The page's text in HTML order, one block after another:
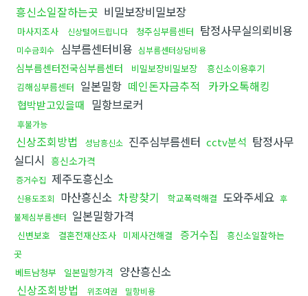
흥신소일잘하는곳 비밀보장비밀보장
마사지조사 신상털어드립니다 청주심부름센터 탐정사무실의뢰비용
미수금회수 심부름센터비용 심부름센터상담비용
심부름센터전국심부름센터 비밀보장비밀보장
흥신소이용후기
김해심부름센터 일본밀항 떼인돈자금추적 카카오톡해킹
협박받고있을때 밀항브로커
후불가능
신상조회방법 성남흥신소 진주심부름센터 cctv분석 탐정사무
실디시 흥신소가격
증거수집 제주도흥신소
신용도조회 마산흥신소 차량찾기 학교폭력해결 도와주세요 후
불제심부름센터 일본밀항가격
신변보호 결혼전재산조사 미제사건해결 증거수집
흥신소일잘하는
곳
베트남청부
일본밀항가격
양산흥신소
신상조회방법
위조여권 밀항비용